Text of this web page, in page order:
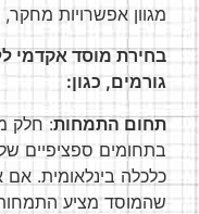
מגוון אפשרויות
בחירת מוסד אקדמי
גורמים, כגון:
תחום התמחות: חלק
בתחומים ספציפיים של
כלכלה בינלאומית. אם
שהמוסד מציע